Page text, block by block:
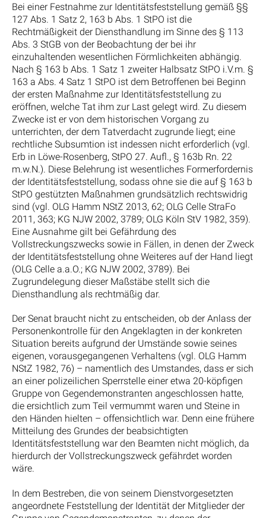
Bei einer Festnahme zur Identitätsfeststellung gemäß §§
127 Abs. 1 Satz 2, 163 b Abs. 1 StPO ist die
Rechtmäßigkeit der Diensthandlung im Sinne des § 113
Abs. 3 StGB von der Beobachtung der bei ihr
einzuhaltenden wesentlichen Förmlichkeiten abhängig.
Nach § 163 b Abs. 1 Satz 1 zweiter Halbsatz StPO i.V.m. §
163 a Abs. 4 Satz 1 StPO ist dem Betroffenen bei Beginn
der ersten Maßnahme zur Identitätsfeststellung zu
eröffnen, welche Tat ihm zur Last gelegt wird. Zu diesem
Zwecke ist er von dem historischen Vorgang zu
unterrichten, der dem Tatverdacht zugrunde liegt; eine
rechtliche Subsumtion ist indessen nicht erforderlich (vgl.
Erb in Löwe-Rosenberg, StPO 27. Aufl., § 163b Rn. 22
m.w.N.). Diese Belehrung ist wesentliches Formerfordernis
der Identitätsfeststellung, sodass ohne sie die auf § 163 b
StPO gestützten Maßnahmen grundsätzlich rechtswidrig
sind (vgl. OLG Hamm NStZ 2013, 62; OLG Celle StraFo
2011, 363; KG NJW 2002, 3789; OLG Köln StV 1982, 359).
Eine Ausnahme gilt bei Gefährdung des
Vollstreckungszwecks sowie in Fällen, in denen der Zweck
der Identitätsfeststellung ohne Weiteres auf der Hand liegt
(OLG Celle a.a.O.; KG NJW 2002, 3789). Bei
Zugrundelegung dieser Maßstäbe stellt sich die
Diensthandlung als rechtmäßig dar.
Der Senat braucht nicht zu entscheiden, ob der Anlass der
Personenkontrolle für den Angeklagten in der konkreten
Situation bereits aufgrund der Umstände sowie seines
eigenen, vorausgegangenen Verhaltens (vgl. OLG Hamm
NStZ 1982, 76) – namentlich des Umstandes, dass er sich
an einer polizeilichen Sperrstelle einer etwa 20-köpfigen
Gruppe von Gegendemonstranten angeschlossen hatte,
die ersichtlich zum Teil vermummt waren und Steine in
den Händen hielten – offensichtlich war. Denn eine frühere
Mitteilung des Grundes der beabsichtigten
Identitätsfeststellung war den Beamten nicht möglich, da
hierdurch der Vollstreckungszweck gefährdet worden
wäre.
In dem Bestreben, die von seinem Dienstvorgesetzten
angeordnete Feststellung der Identität der Mitglieder der